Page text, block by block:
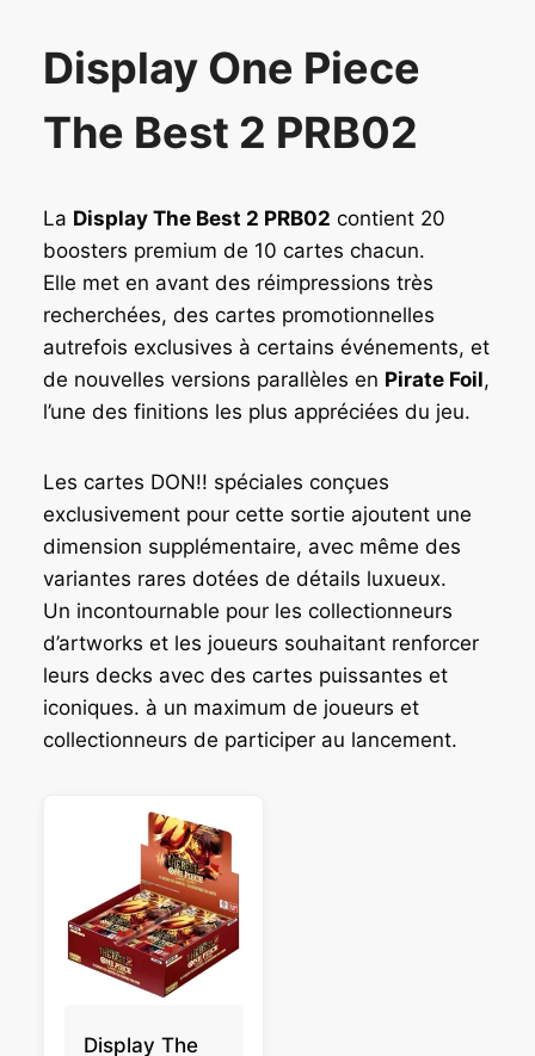
Display One Piece
The Best 2 PRB02
La Display The Best 2 PRB02 contient 20
boosters premium de 10 cartes chacun.
Elle met en avant des réimpressions très
recherchées, des cartes promotionnelles
autrefois exclusives à certains événements, et
de nouvelles versions parallèles en Pirate Foil,
l’une des finitions les plus appréciées du jeu.
Les cartes DON!! spéciales conçues
exclusivement pour cette sortie ajoutent une
dimension supplémentaire, avec même des
variantes rares dotées de détails luxueux.
Un incontournable pour les collectionneurs
d’artworks et les joueurs souhaitant renforcer
leurs decks avec des cartes puissantes et
iconiques. à un maximum de joueurs et
collectionneurs de participer au lancement.
Display The